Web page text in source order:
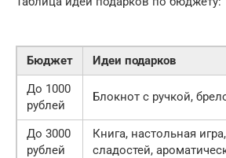
Бюджет
Идеи подарков
До 1000
рублей
Блокнот с ручкой,
До 3000
рублей
Книга, настольная
сладостей,